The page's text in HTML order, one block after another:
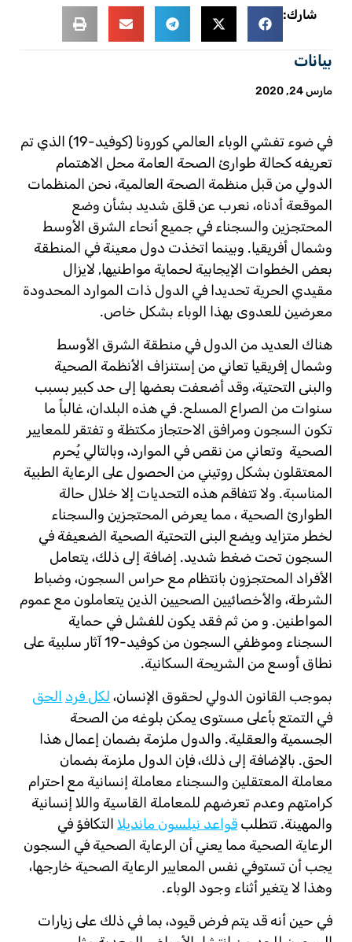
شارك:
بيانات
مارس 24, 2020
في ضوء تفشي الوباء العالمي كورونا (كوفيد-19) الذي تم
تعريفه كحالة طوارئ الصحة العامة محل الاهتمام
الدولي من قبل منظمة الصحة العالمية، نحن المنظمات
الموقعة أدناه، نعرب عن قلق شديد بشأن وضع
المحتجزين والسجناء في جميع أنحاء الشرق الأوسط
وشمال أفريقيا. وبينما اتخذت دول معينة في المنطقة
بعض الخطوات الإيجابية لحماية مواطنيها, لايزال
مقيدي الحرية تحديدا في الدول ذات الموارد المحدودة
معرضين للعدوى بهذا الوباء بشكل خاص.
هناك العديد من الدول في منطقة الشرق الأوسط
وشمال إفريقيا تعاني من إستنزاف الأنظمة الصحية
والبنى التحتية، وقد أضعفت بعضها إلى حد كبير بسبب
سنوات من الصراع المسلح. في هذه البلدان، غالباً ما
تكون السجون ومرافق الاحتجاز مكتظة و تفتقر للمعايير
الصحية وتعاني من نقص في الموارد، وبالتالي يُحرم
المعتقلون بشكل روتيني من الحصول على الرعاية الطبية
المناسبة. ولا تتفاقم هذه التحديات إلا خلال حالة
الطوارئ الصحية ، مما يعرض المحتجزين والسجناء
لخطر متزايد ويضع البنى التحتية الصحية الضعيفة في
السجون تحت ضغط شديد. إضافة إلى ذلك، يتعامل
الأفراد المحتجزون بانتظام مع حراس السجون، وضباط
الشرطة، والأخصائيين الصحيين الذين يتعاملون مع عموم
المواطنين. و من ثم فقد يكون للفشل في حماية
السجناء وموظفي السجون من كوفيد-19 آثار سلبية على
نطاق أوسع من الشريحة السكانية.
بموجب القانون الدولي لحقوق الإنسان، لكل فرد الحق
في التمتع بأعلى مستوى يمكن بلوغه من الصحة
الجسمية والعقلية. والدول ملزمة بضمان إعمال هذا
الحق. بالإضافة إلى ذلك، فإن الدول ملزمة بضمان
معاملة المعتقلين والسجناء معاملة إنسانية مع احترام
كرامتهم وعدم تعرضهم للمعاملة القاسية واللا إنسانية
والمهينة. تتطلب قواعد نيلسون مانديلا التكافؤ في
الرعاية الصحية مما يعني أن الرعاية الصحية في السجون
يجب أن تستوفي نفس المعايير الرعاية الصحية خارجها،
وهذا لا يتغير أثناء وجود الوباء.
في حين أنه قد يتم فرض قيود، بما في ذلك على زيارات